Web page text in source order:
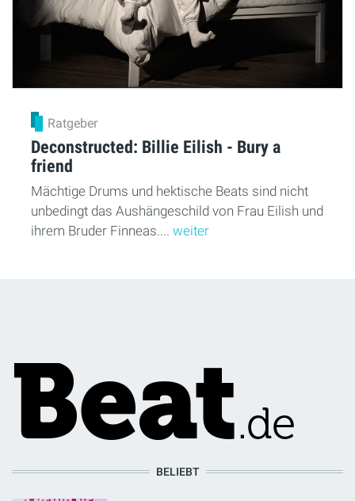
Ratgeber
Deconstructed: Billie Eilish - Bury a
friend
Mächtige Drums und hektische Beats sind nicht
unbedingt das Aushängeschild von Frau Eilish und
ihrem Bruder Finneas.... weiter
BELIEBT